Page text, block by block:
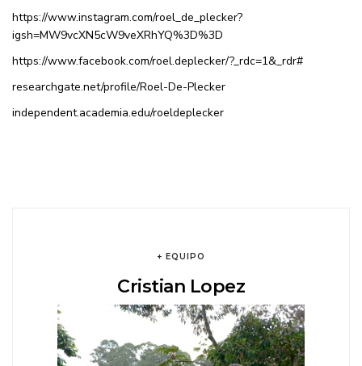
https://www.instagram.com/roel_de_plecker?
igsh=MW9vcXN5cW9veXRhYQ%3D%3D
https://www.facebook.com/roel.deplecker/?_rdc=1&_rdr#
researchgate.net/profile/Roel-De-Plecker
independent.academia.edu/roeldeplecker
+ EQUIPO
Cristian Lopez